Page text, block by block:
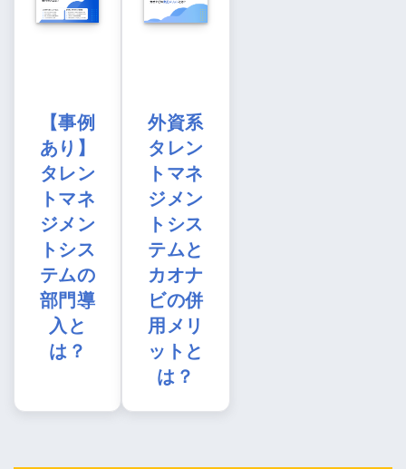
【事例
あり】
タレン
トマネ
ジメン
トシス
テムの
部門導
入と
は？
外資系
タレン
トマネ
ジメン
トシス
テムと
カオナ
ビの併
用メリ
ットと
は？